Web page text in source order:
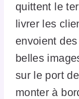
quittent le
livrer les
envoient
belles
sur le port
monter à